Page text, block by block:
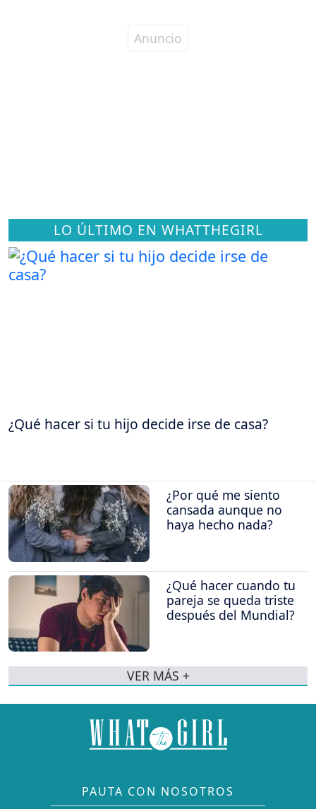
LO ÚLTIMO EN WHATTHEGIRL
¿Qué hacer si tu hijo decide irse de casa?
¿Por qué me siento
cansada aunque no
haya hecho nada?
¿Qué hacer cuando tu
pareja se queda triste
después del Mundial?
VER MÁS +
PAUTA CON NOSOTROS